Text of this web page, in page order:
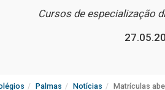
Cursos de especialização
Palmas Notícias Matrículas